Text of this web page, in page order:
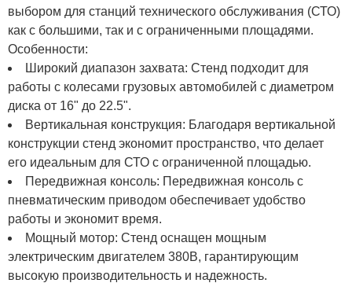
выбором для станций технического обслуживания (СТО)
как с большими, так и с ограниченными площадями.
Особенности:
Широкий диапазон захвата: Стенд подходит для
работы с колесами грузовых автомобилей с диаметром
диска от 16" до 22.5".
Вертикальная конструкция: Благодаря вертикальной
конструкции стенд экономит пространство, что делает
его идеальным для СТО с ограниченной площадью.
Передвижная консоль: Передвижная консоль с
пневматическим приводом обеспечивает удобство
работы и экономит время.
Мощный мотор: Стенд оснащен мощным
электрическим двигателем 380В, гарантирующим
высокую производительность и надежность.